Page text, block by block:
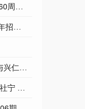
翟耀文|| 纪念“老三届”学友离校60周年感赋
河南许昌：许昌市公安局2026年招聘警务辅助人员公告
一粒薏仁的共富征途——樊强与兴仁薏仁米国际交易中心的产业突围纪实||郭军
散文：免费午餐（文/刘超产 刘社宁 图/刘陕锋 刘佳辉）